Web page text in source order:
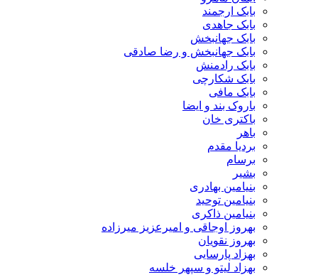
بابک ارجمند
بابک جاهدی
بابک جهانبخش
بابک جهانبخش و رضا صادقی
بابک رادمنش
بابک شکارچی
بابک مافی
باروک بند و ایضا
باکتری خان
باهر
بردیا مقدم
برسام
بشیر
بنیامین بهادری
بنیامین توحید
بنیامین ذاکری
بهروز اوجاقی و امیرعزیز میرزاده
بهروز نقویان
بهزاد پارسایی
بهزاد لیتو و سپهر خلسه